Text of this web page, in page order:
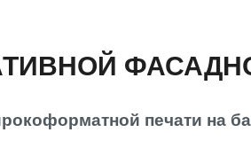
печати на